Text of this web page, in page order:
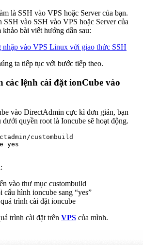
là SSH vào VPS hoặc Server của bạn.
SSH vào SSH vào VPS hoặc Server của
khảo bài viết hướng dẫn sau:
nhập vào VPS Linux với giao thức SSH
ta tiếp tục với bước tiếp theo.
các lệnh cài đặt ionCube vào
vào DirectAdmin cực kì đơn giản, bạn
dưới quyền root là Ioncube sẽ hoạt động.
custombuild
yes
vào thư mục custombuild
hình ioncube sang “yes”
trình cài đặt ioncube
trình cài đặt trên VPS của mình.